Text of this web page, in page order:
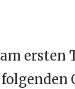
ersten